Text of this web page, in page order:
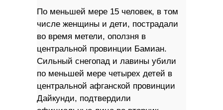
По меньшей мере 15 человек, в том
числе женщины и дети, пострадали
во время метели, оползня в
центральной провинции Бамиан.
Сильный снегопад и лавины убили
по меньшей мере четырех детей в
центральной афганской провинции
Дайкунди, подтвердили